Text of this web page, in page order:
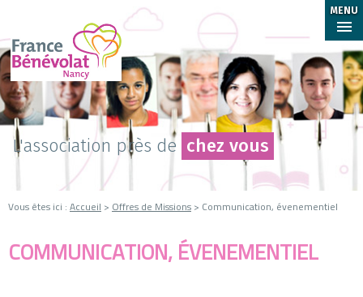
MENU
L'association près de chez vous
Vous êtes ici : Accueil > Offres de Missions > Communication, évenementiel
COMMUNICATION, ÉVENEMENTIEL